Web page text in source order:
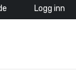
Logg inn